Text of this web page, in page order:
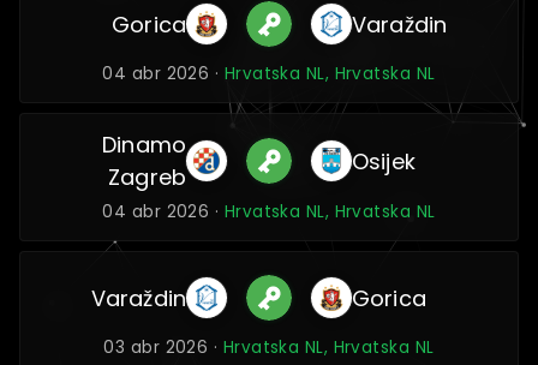
Gorica Varaždin
04 abr 2026 · Hrvatska NL, Hrvatska NL
Dinamo
Zagreb
Osijek
04 abr 2026 · Hrvatska NL, Hrvatska NL
Varaždin Gorica
03 abr 2026 · Hrvatska NL, Hrvatska NL